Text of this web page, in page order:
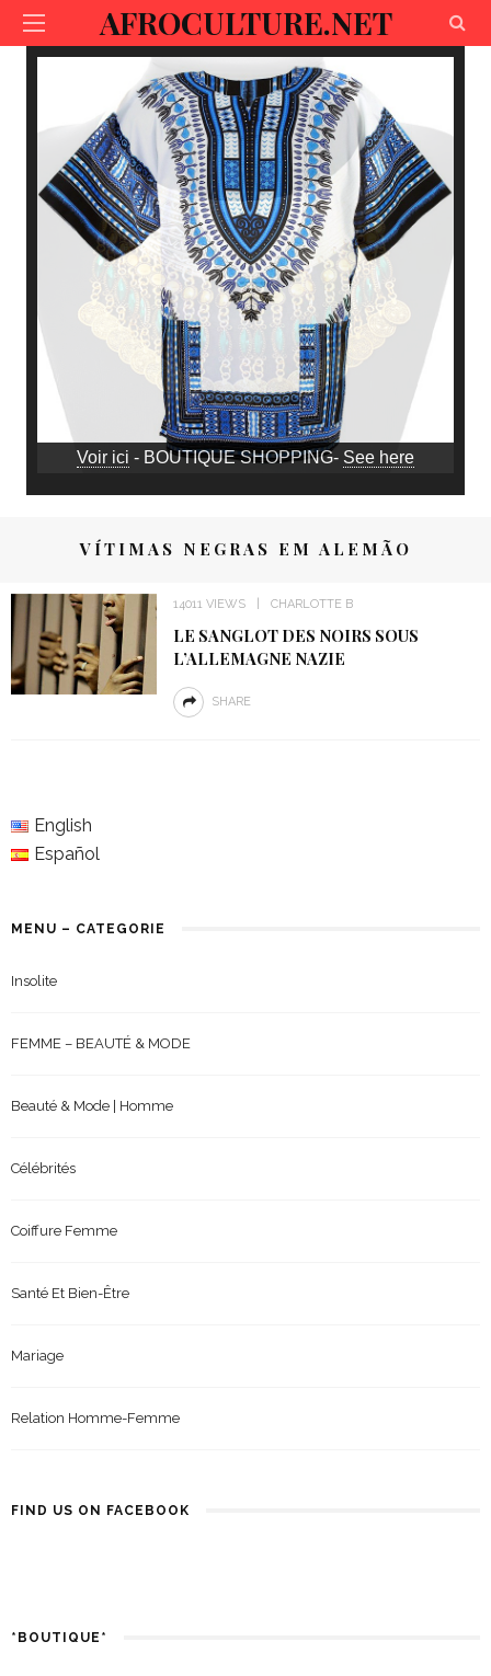
AFROCULTURE.NET
Voir ici - BOUTIQUE SHOPPING- See here
VÍTIMAS NEGRAS EM ALEMÃO
14011 VIEWS CHARLOTTE B
LE SANGLOT DES NOIRS SOUS
L’ALLEMAGNE NAZIE
SHARE
English
Español
MENU – CATEGORIE
Insolite
FEMME – BEAUTÉ & MODE
Beauté & Mode | Homme
Célébrités
Coiffure Femme
Santé Et Bien-Être
Mariage
Relation Homme-Femme
FIND US ON FACEBOOK
*BOUTIQUE*